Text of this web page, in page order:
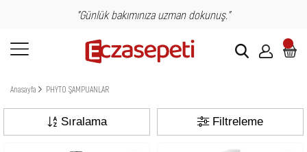
"Günlük bakımınıza uzman dokunuş."
Anasayfa PHYTO ŞAMPUANLAR
Filtreleme
Sıralama